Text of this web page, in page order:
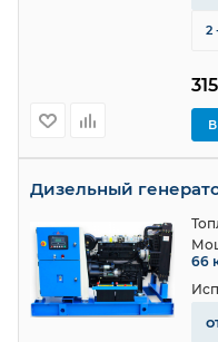
2
Дизельный
66